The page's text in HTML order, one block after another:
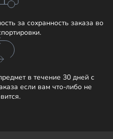
за сохранность заказа во
в течение 30 дней с
если вам что-либо не